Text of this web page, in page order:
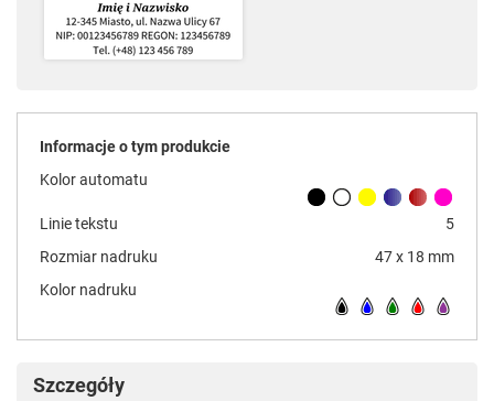
Informacje o tym produkcie
Kolor automatu
Linie tekstu
5
Rozmiar nadruku
47 x 18 mm
Kolor nadruku
Szczegóły